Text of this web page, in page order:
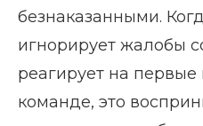
безнаказанными.
игнорирует жалобы
реагирует на
команде, это